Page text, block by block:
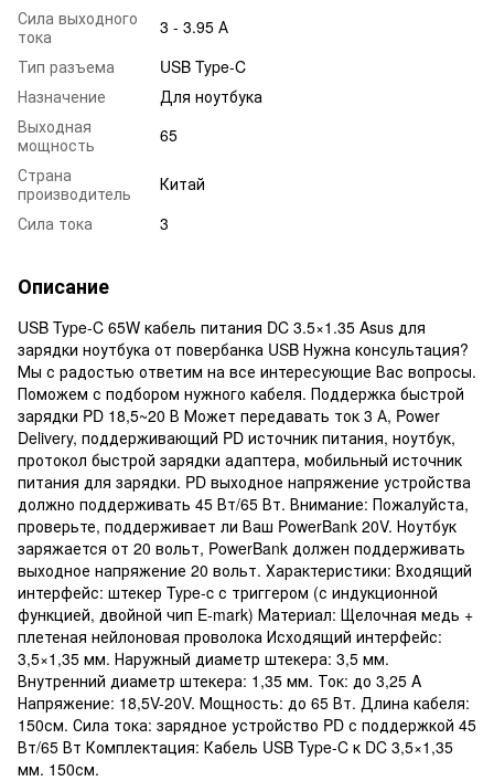
Сила выходного
тока
3 - 3.95 А
Тип разъема
USB Type-C
Назначение
Для ноутбука
Выходная
мощность
65
Страна
производитель
Китай
Сила тока
3
Описание
USB Type-C 65W кабель питания DC 3.5×1.35 Asus для
зарядки ноутбука от повербанка USB Нужна консультация?
Мы с радостью ответим на все интересующие Вас вопросы.
Поможем с подбором нужного кабеля. Поддержка быстрой
зарядки PD 18,5~20 В Может передавать ток 3 А, Power
Delivery, поддерживающий PD источник питания, ноутбук,
протокол быстрой зарядки адаптера, мобильный источник
питания для зарядки. PD выходное напряжение устройства
должно поддерживать 45 Вт/65 Вт. Внимание: Пожалуйста,
проверьте, поддерживает ли Ваш PowerBank 20V. Ноутбук
заряжается от 20 вольт, PowerBank должен поддерживать
выходное напряжение 20 вольт. Характеристики: Входящий
интерфейс: штекер Type-c с триггером (с индукционной
функцией, двойной чип E-mark) Материал: Щелочная медь +
плетеная нейлоновая проволока Исходящий интерфейс:
3,5×1,35 мм. Наружный диаметр штекера: 3,5 мм.
Внутренний диаметр штекера: 1,35 мм. Ток: до 3,25 A
Напряжение: 18,5V-20V. Мощность: до 65 Вт. Длина кабеля:
150см. Сила тока: зарядное устройство PD с поддержкой 45
Вт/65 Вт Комплектация: Кабель USB Type-C к DC 3,5×1,35
мм. 150см.